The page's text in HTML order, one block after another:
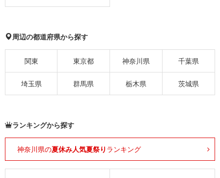
周辺の都道府県から探す
関東 東京都 神奈川県 千葉県
埼玉県 群馬県 栃木県 茨城県
ランキングから探す
神奈川県の夏休み人気夏祭り ランキング